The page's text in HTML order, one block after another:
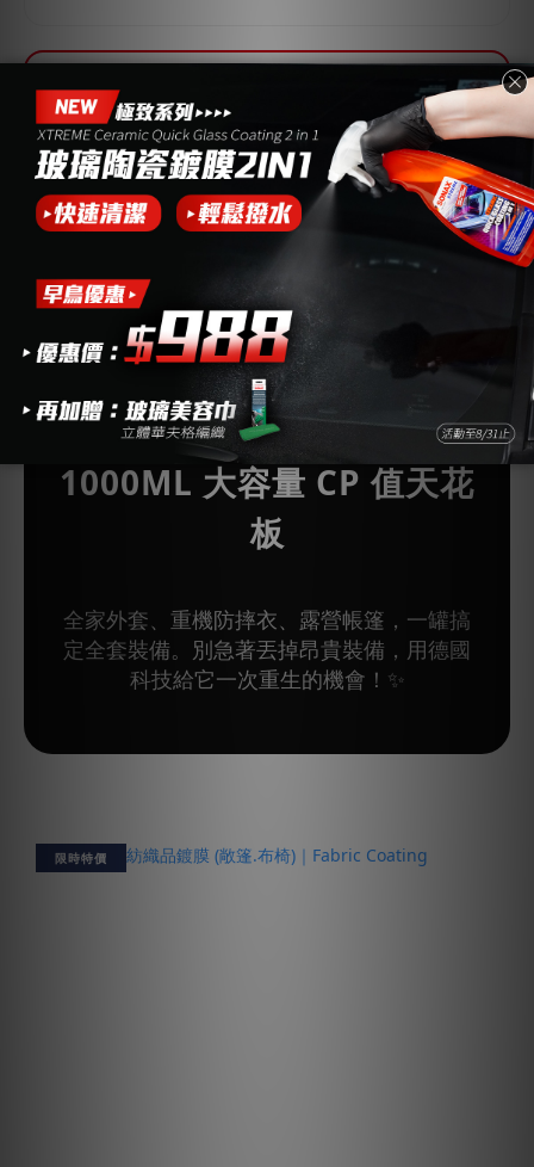
3 熱能催化 (大絕招)：
噴塗乾燥後，請
務必使用吹風機 (中溫)均勻吹拂，熱能會讓
鍍膜分子重新緊密排列，撥水效果與耐用度
直接翻倍！
(熱風加速請先參考施工布料本身特性再行使用)
1000ML 大容量 CP 值天花
板
全家外套、重機防摔衣、露營帳篷，一罐搞
定全套裝備。別急著丟掉昂貴裝備，用德國
科技給它一次重生的機會！✨
限時特價